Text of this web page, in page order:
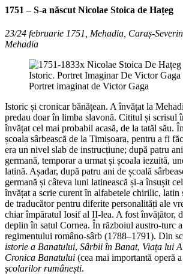
1751 – S-a născut Nicolae Stoica de Hațeg
23/24 februarie 1751, Mehadia, Caraș-
Mehadia
Portret imaginat de Victor Gaga
Istoric și cronicar bănățean. A învățat la
predau doar în limba slavonă. Cititul și scrisul
învățat cel mai probabil acasă, de la tatăl său.
școala sârbească de la Timișoara, pentru a fi
era un nivel slab de instrucțiune; după patru
germană, temporar a urmat și școala iezuită,
latină. Așadar, după patru ani de școală
germană și câteva luni latinească și-a însușit
învățat a scrie curent în alfabetele chirilic,
de traducător pentru diferite personalități ale
chiar împăratul Iosif al II-lea. A fost învățător,
deplin în satul Cornea. În războiul austro-turc
regimentului româno-sârb (1788–1791). Din
istorie a Banatului, Sârbii în Banat, Viața lui
Cronica Banatului (cea mai importantă operă a
școlarilor rumânești.